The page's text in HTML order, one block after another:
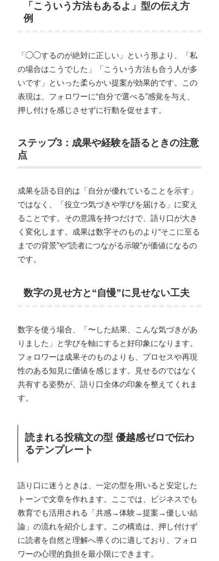
「こういう方法もあるよ」型の伝え方
例
「◯◯するのが絶対に正しい」という形より、「私
の場合はこうでした」「こういう方法も合う人が多
いです」といった柔らかい提案が効果的です。この
表現は、フォロワーに“自分で選べる”感覚を与え、
押し付けを感じさせずに行動を促せます。
ステップ3：成果や経験を語るときの注意
点
成果を語る目的は「自分が優れていることを示す」
ではなく、「役立つ気づきや学びを届ける」に変え
ることです。その意識を持つだけで、語り口が大き
く変化します。成果は数字そのものより“そこに至る
までの背景”や“読者につながる示唆”が価値になるの
です。
数字の見せ方と“自慢”に見せない工夫
数字を使う場合、「〜した結果、こんな気づきがあ
りました」と学びを軸にすると好印象になります。
フォロワーは成果そのものよりも、プロセスや再現
性のある知見に価値を感じます。見せるのではなく
共有する姿勢が、語り口全体の印象を整えてくれま
す。
読まれる投稿文の型 優越感ゼロで伝わ
るテンプレート
語り口に迷うときは、一定の型を用いると安定した
トーンで文章を作れます。ここでは、ビジネスでも
教育でも活用される「共感→体験→提案→優しい結
論」の流れを紹介します。この構造は、押し付けず
に読者を自然と理解へ導くのに適しており、フォロ
ワーの心理的負担を最小限にできます。